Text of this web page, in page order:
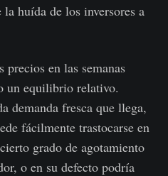
huída de los inversores a
en las semanas
un equilibrio relativo.
demanda fresca que llega,
fácilmente trastocarse en
grado de agotamiento
o en su defecto podría